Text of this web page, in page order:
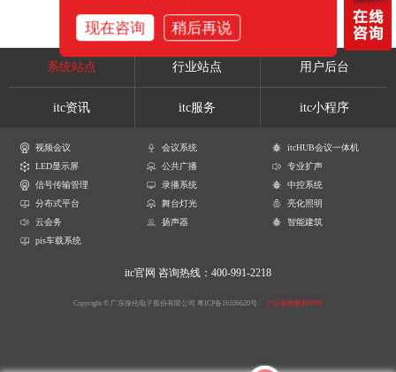
系统站点 行业站点 用户后台
itc资讯 itc服务 itc小程序
视频会议 会议系统
itcHUB会议一体机
LED显示屏
公共广播
专业扩声
信号传输管理
录播系统
中控系统
分布式平台
舞台灯光
亮化照明
云会务
扬声器
智能建筑
pis车载系统
itc官网 咨询热线：400-991-2218
Copyright © 广东保伦电子股份有限公司 粤ICP备16106620号 产品参数解释声明
现在咨询 稍后再说